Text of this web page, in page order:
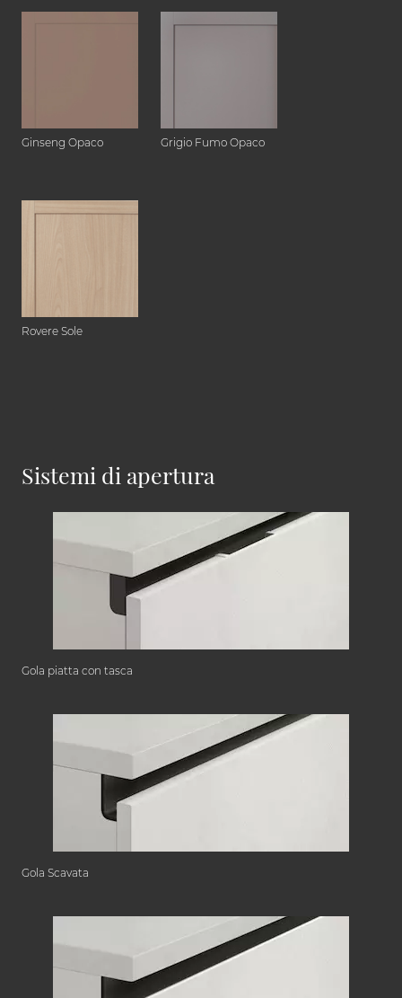
Ginseng Opaco Grigio Fumo Opaco
Rovere Sole
Sistemi di apertura
Gola piatta con tasca
Gola Scavata